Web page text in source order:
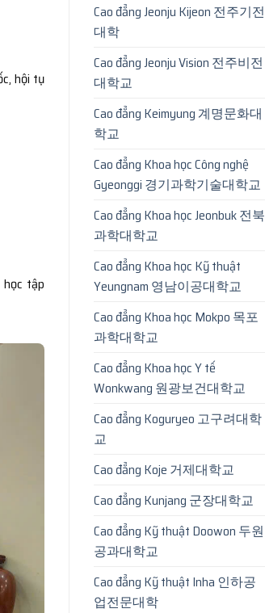
hội tụ
tập
Cao đẳng Jeonju Kijeon 전주기전
대학
Cao đẳng Jeonju Vision 전주비전
대학교
Cao đẳng Keimyung 계명문화대
학교
Cao đẳng Khoa học Công nghệ
Gyeonggi 경기과학기술대학교
Cao đẳng Khoa học Jeonbuk 전북
과학대학교
Cao đẳng Khoa học Kỹ thuật
Yeungnam 영남이공대학교
Cao đẳng Khoa học Mokpo 목포
과학대학교
Cao đẳng Khoa học Y tế
Wonkwang 원광보건대학교
Cao đẳng Koguryeo 고구려대학
교
Cao đẳng Koje 거제대학교
Cao đẳng Kunjang 군장대학교
Cao đẳng Kỹ thuật Doowon 두원
공과대학교
Cao đẳng Kỹ thuật Inha 인하공
업전문대학